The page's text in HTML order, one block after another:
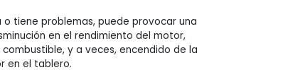
o tiene problemas, puede provocar una
en el rendimiento del motor,
y a veces, encendido de la
en el tablero.